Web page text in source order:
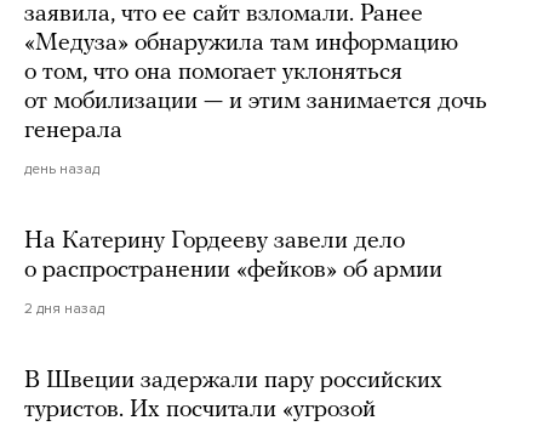
заявила, что ее сайт взломали. Ранее
«Медуза» обнаружила там информацию
о том, что она помогает уклоняться
от мобилизации — и этим занимается дочь
генерала
день назад
На Катерину Гордееву завели дело
о распространении «фейков» об армии
2 дня назад
В Швеции задержали пару российских
туристов. Их посчитали «угрозой